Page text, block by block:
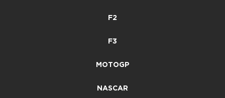
F2
F3
MOTOGP
NASCAR